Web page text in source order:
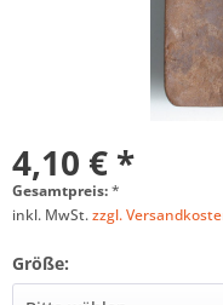
4,10 € *
Gesamtpreis:*
inkl. MwSt.zzgl.
Größe: